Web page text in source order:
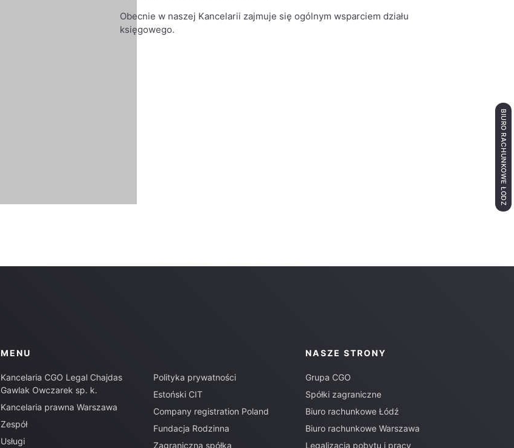
Obecnie w naszej Kancelarii zajmuje się ogólnym wsparciem działu
księgowego.
MENU
Kancelaria CGO Legal Chajdas
Gawlak Owczarek sp. k.
Kancelaria prawna Warszawa
Zespół
Usługi
Polityka prywatności
Estoński CIT
Company registration Poland
Fundacja Rodzinna
Zagraniczna spółka
NASZE STRONY
Grupa CGO
Spółki zagraniczne
Biuro rachunkowe Łódź
Biuro rachunkowe Warszawa
Legalizacja pobytu i pracy
BIURO RACHUNKOWE ŁÓDŹ